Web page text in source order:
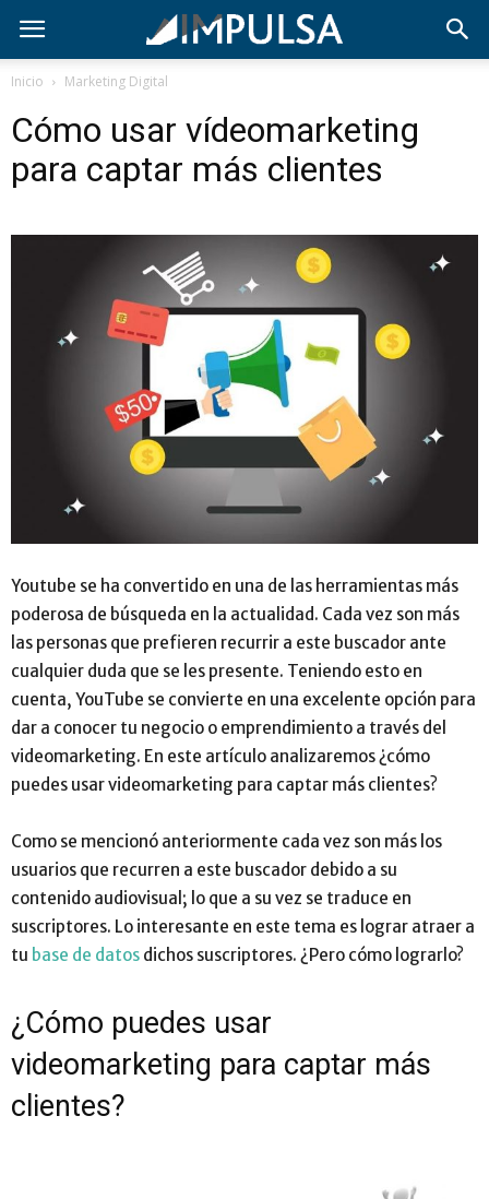
Inicio Marketing Digital
Cómo usar vídeomarketing
para captar más clientes
Youtube se ha convertido en una de las herramientas más
poderosa de búsqueda en la actualidad. Cada vez son más
las personas que prefieren recurrir a este buscador ante
cualquier duda que se les presente. Teniendo esto en
cuenta, YouTube se convierte en una excelente opción para
dar a conocer tu negocio o emprendimiento a través del
videomarketing. En este artículo analizaremos ¿cómo
puedes usar videomarketing para captar más clientes?
Como se mencionó anteriormente cada vez son más los
usuarios que recurren a este buscador debido a su
contenido audiovisual; lo que a su vez se traduce en
suscriptores. Lo interesante en este tema es lograr atraer a
tu base de datos dichos suscriptores. ¿Pero cómo lograrlo?
¿Cómo puedes usar
videomarketing para captar más
clientes?